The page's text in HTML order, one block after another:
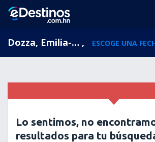
Dozza, Emilia-Romana, Italia , ESCOGE UNA
Lo sentimos, no
resultados para tu